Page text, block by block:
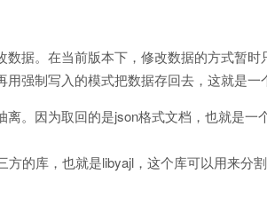
据。在当前版本下，修改数据的方式暂时
强制写入的模式把数据存回去，这就是一
离。因为取回的是json格式文档，也就是
的库，也就是libyajl，这个库可以用来分